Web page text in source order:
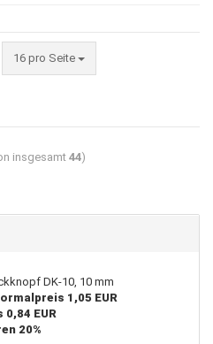
16 pro Seite
insgesamt 44)
DK-10, 10 mm
1,05 EUR
0,84 EUR
20%